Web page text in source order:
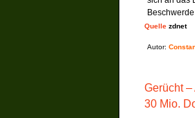
Quelle zdnet
Autor:
Gerücht
30 Mio.